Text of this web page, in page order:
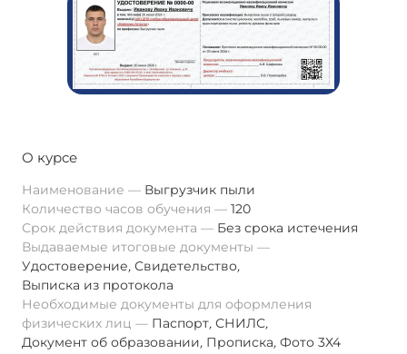
О курсе
Наименование
Выгрузчик пыли
Количество часов обучения
120
Срок действия документа
Без срока истечения
Выдаваемые итоговые документы
Удостоверение, Свидетельство,
Выписка из протокола
Необходимые документы для оформления
физических лиц
Паспорт, СНИЛС,
Документ об образовании, Прописка, Фото 3Х4